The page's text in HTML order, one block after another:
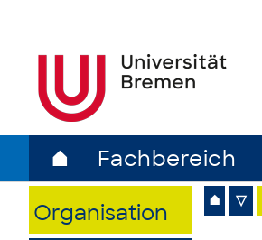
⌂ Fachbereich
Organisation
⌂ ▽